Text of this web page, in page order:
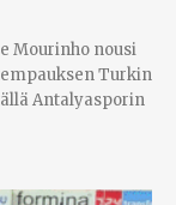
Mourinho nousi
Turkin
Antalyasporin